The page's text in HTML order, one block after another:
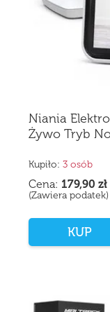
Niania
Żywo Tryb
Kupiło: 3 osób
Cena: 179,90 zł
(Zawiera podatek)
KUP